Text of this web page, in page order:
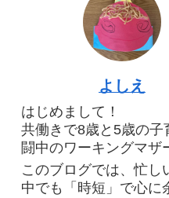
よしえ
はじめまして！
共働きで8歳と5歳の子
闘中のワーキングマザ
このブログでは、忙し
中でも「時短」で心に